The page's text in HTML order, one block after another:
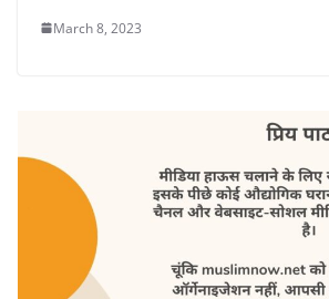
March 8, 2023